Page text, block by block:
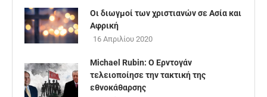
Οι διωγμοί των χριστιανών σε Ασία και
Αφρική
16 Απριλίου 2020
Michael Rubin: Ο Ερντογάν
τελειοποίησε την τακτική της
εθνοκάθαρσης